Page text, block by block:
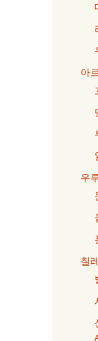
아
우
칠